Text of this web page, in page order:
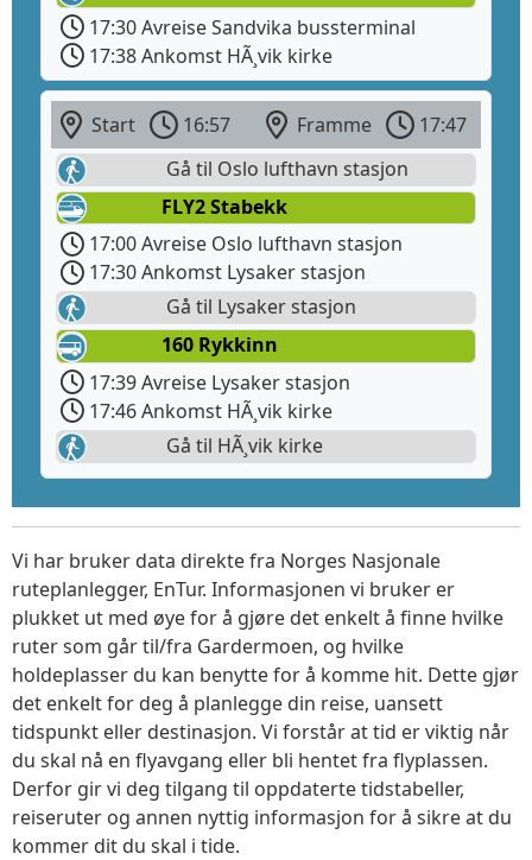
17:30 Avreise Sandvika bussterminal
17:38 Ankomst HÃ¸vik kirke
Start 16:57 Framme
17:47
Gå til Oslo lufthavn stasjon
FLY2 Stabekk
17:00 Avreise Oslo lufthavn stasjon
17:30 Ankomst Lysaker stasjon
Gå til Lysaker stasjon
160 Rykkinn
17:39 Avreise Lysaker stasjon
17:46 Ankomst HÃ¸vik kirke
Gå til HÃ¸vik kirke
Vi har bruker data direkte fra Norges Nasjonale
ruteplanlegger, EnTur. Informasjonen vi bruker er
plukket ut med øye for å gjøre det enkelt å finne hvilke
ruter som går til/fra Gardermoen, og hvilke
holdeplasser du kan benytte for å komme hit. Dette gjør
det enkelt for deg å planlegge din reise, uansett
tidspunkt eller destinasjon. Vi forstår at tid er viktig når
du skal nå en flyavgang eller bli hentet fra flyplassen.
Derfor gir vi deg tilgang til oppdaterte tidstabeller,
reiseruter og annen nyttig informasjon for å sikre at du
kommer dit du skal i tide.